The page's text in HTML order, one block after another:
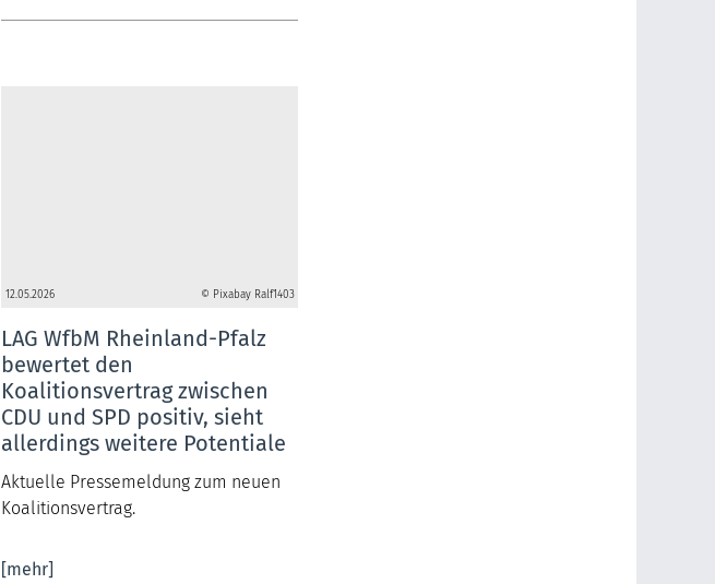
12.05.2026 © Pixabay Ralf1403
LAG WfbM Rheinland-Pfalz
bewertet den
Koalitionsvertrag zwischen
CDU und SPD positiv, sieht
allerdings weitere Potentiale
Aktuelle Pressemeldung zum neuen
Koalitionsvertrag.
[mehr]